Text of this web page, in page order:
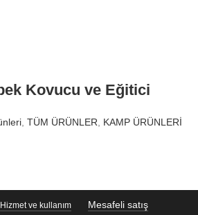
Kovucu ve Eğitici
, TÜM ÜRÜNLER, KAMP ÜRÜNLERİ
Hizmet ve kullanım
Mesafeli satış